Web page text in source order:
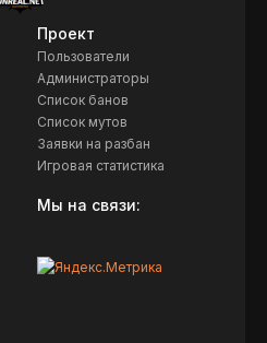
Проект
Пользователи
Администраторы
Список банов
Список мутов
Заявки на разбан
Игровая статистика
Мы на связи: